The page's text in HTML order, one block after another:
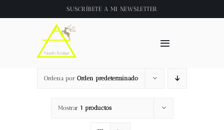
al
SUSCRÍBETE A MI NEWSLETTER
Toggle
Inicio
About
Ordena por Orden predeterminado
Mostrar 1 productos